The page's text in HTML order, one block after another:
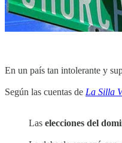
En un país tan intolerante y
Según las cuentas de La Silla
Las elecciones del